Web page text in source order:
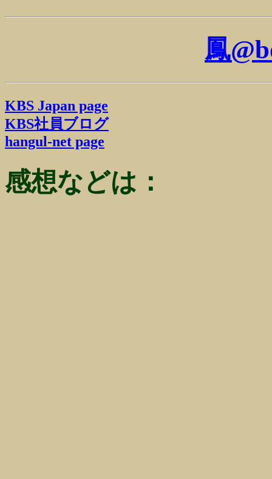
鳳
KBS Japan page
KBS社員ブログ
hangul-net page
感想などは：